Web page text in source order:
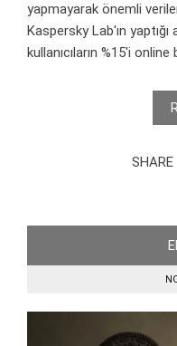
yapmayarak önemli
Kaspersky Lab'ın
kullanıcıların %15'i online
SHARE